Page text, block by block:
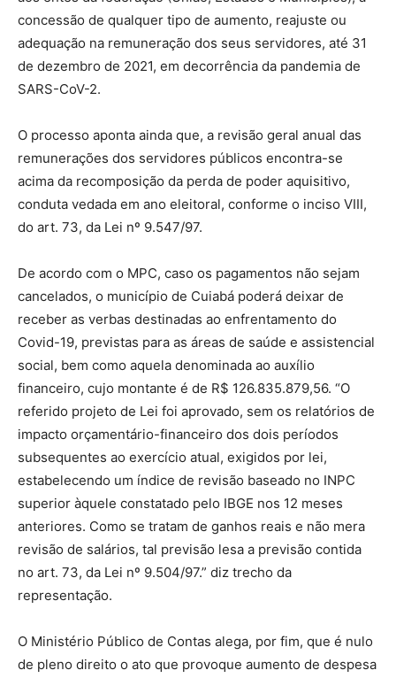
concessão de qualquer tipo de aumento, reajuste ou
adequação na remuneração dos seus servidores, até 31
de dezembro de 2021, em decorrência da pandemia de
SARS-CoV-2.
O processo aponta ainda que, a revisão geral anual das
remunerações dos servidores públicos encontra-se
acima da recomposição da perda de poder aquisitivo,
conduta vedada em ano eleitoral, conforme o inciso VIII,
do art. 73, da Lei nº 9.547/97.
De acordo com o MPC, caso os pagamentos não sejam
cancelados, o município de Cuiabá poderá deixar de
receber as verbas destinadas ao enfrentamento do
Covid-19, previstas para as áreas de saúde e assistencial
social, bem como aquela denominada ao auxílio
financeiro, cujo montante é de R$ 126.835.879,56. “O
referido projeto de Lei foi aprovado, sem os relatórios de
impacto orçamentário-financeiro dos dois períodos
subsequentes ao exercício atual, exigidos por lei,
estabelecendo um índice de revisão baseado no INPC
superior àquele constatado pelo IBGE nos 12 meses
anteriores. Como se tratam de ganhos reais e não mera
revisão de salários, tal previsão lesa a previsão contida
no art. 73, da Lei nº 9.504/97.” diz trecho da
representação.
O Ministério Público de Contas alega, por fim, que é nulo
de pleno direito o ato que provoque aumento de despesa